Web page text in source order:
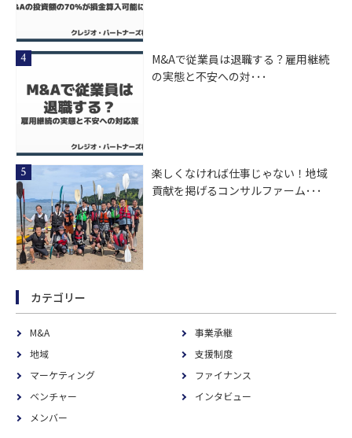
M&Aで従業員は退職する？雇用継続
の実態と不安への対･･･
楽しくなければ仕事じゃない！地域
貢献を掲げるコンサルファーム･･･
カテゴリー
M&A
事業承継
地域
支援制度
マーケティング
ファイナンス
ベンチャー
インタビュー
メンバー